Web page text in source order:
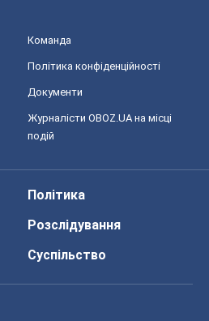
Команда
Політика конфіденційності
Документи
Журналісти OBOZ.UA на місці
подій
Політика
Розслідування
Суспільство